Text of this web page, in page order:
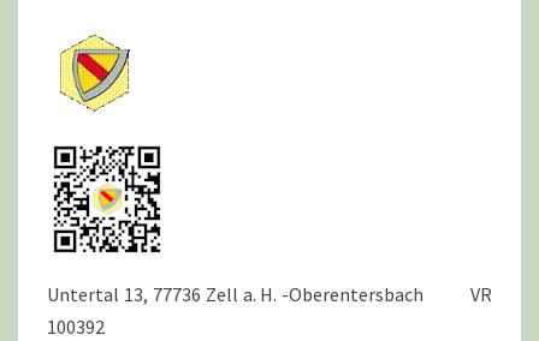
Untertal 13, 77736 Zell a. H. -Oberentersbach VR
100392